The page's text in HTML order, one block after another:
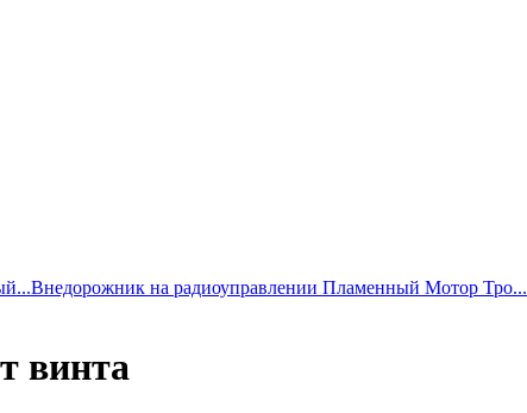
Внедорожник на радиоуправлении Пламенный Мотор Тро...
винта